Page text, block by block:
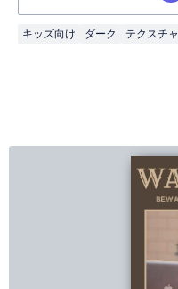
キッズ向け ダーク テクスチャ